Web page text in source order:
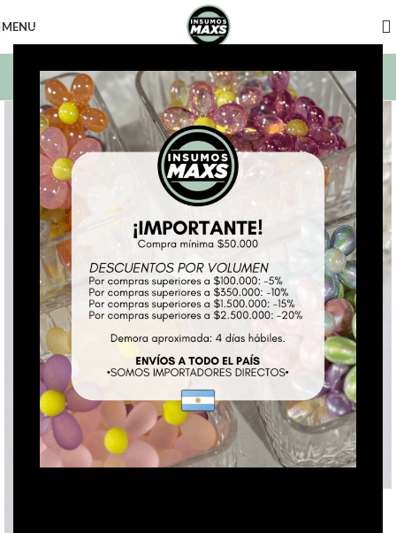
MENU
BUSCAR PRODUCTOS
Click to enlarge